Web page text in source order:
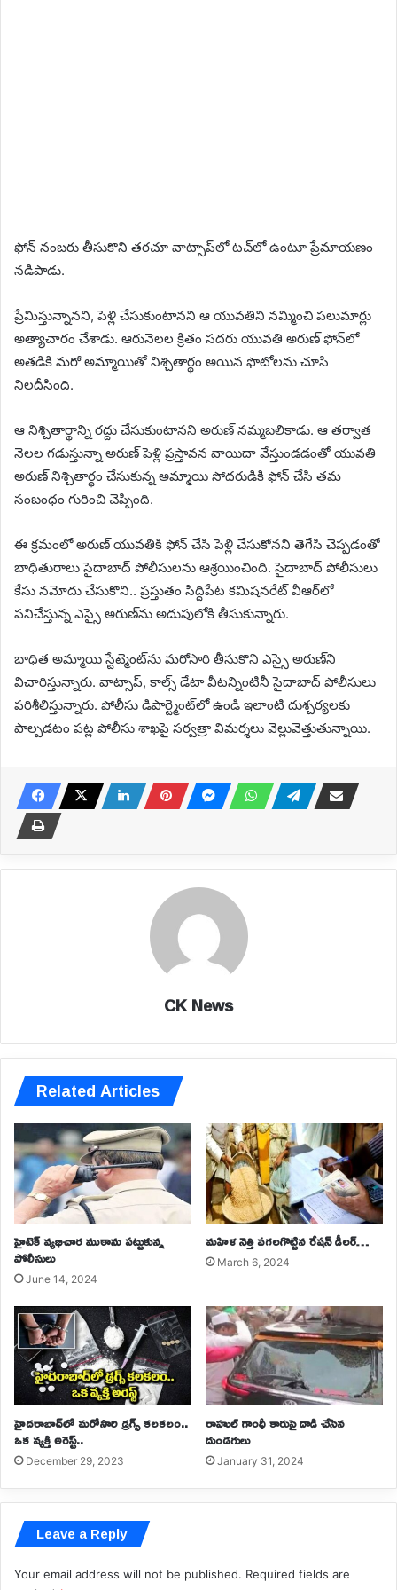
ఫోన్‌ నంబరు తీసుకొని తరచూ వాట్సాప్‎లో టచ్‌లో ఉంటూ ప్రేమాయణం
నడిపాడు.
ప్రేమిస్తున్నానని, పెళ్లి చేసుకుంటానని ఆ యువతిని నమ్మించి పలుమార్లు
అత్యాచారం చేశాడు. ఆరునెలల క్రితం సదరు యువతి అరుణ్‌ ఫోన్‌లో
అతడికి మరో అమ్మాయితో నిశ్చితార్థం అయిన ఫొటోలను చూసి
నిలదీసింది.
ఆ నిశ్చితార్థాన్ని రద్దు చేసుకుంటానని అరుణ్‌ నమ్మబలికాడు. ఆ తర్వాత
నెలల గడుస్తున్నా అరుణ్‌ పెళ్లి ప్రస్తావన వాయిదా వేస్తుండడంతో యువతి
అరుణ్‌ నిశ్చితార్థం చేసుకున్న అమ్మాయి సోదరుడికి ఫోన్‌ చేసి తమ
సంబంధం గురించి చెప్పింది.
ఈ క్రమంలో అరుణ్‌ యువతికి ఫోన్‌ చేసి పెళ్లి చేసుకోనని తెగేసి చెప్పడంతో
బాధితురాలు సైదాబాద్‌ పోలీసులను ఆశ్రయించింది. సైదాబాద్ పోలీసులు
కేసు నమోదు చేసుకొని.. ప్రస్తుతం సిద్దిపేట కమిషనరేట్‌ వీఆర్‌లో
పనిచేస్తున్న ఎస్సై అరుణ్‌ను అదుపులోకి తీసుకున్నారు.
బాధిత అమ్మాయి స్టేట్మెంట్‎ను మరోసారి తీసుకొని ఎస్సై అరుణ్‎ని
విచారిస్తున్నారు. వాట్సాప్, కాల్స్ డేటా వీటన్నింటినీ సైదాబాద్ పోలీసులు
పరిశీలిస్తున్నారు. పోలీసు డిపార్ట్మెంట్‎లో ఉండి ఇలాంటి దుశ్చర్యలకు
పాల్పడటం పట్ల పోలీసు శాఖపై సర్వత్రా విమర్శలు వెల్లువెత్తుతున్నాయి.
CK News
Related Articles
హైటెక్ వ్యభిచార ముఠాను పట్టుకున్న
పోలీసులు
June 14, 2024
మహిళ నెత్తి పగలగొట్టిన రేషన్ డీలర్…
March 6, 2024
హైదరాబాద్‌లో మరోసారి డ్రగ్స్ కలకలం..
ఒక వ్యక్తి అరెస్ట్..
December 29, 2023
రాహుల్ గాంధీ కారుపై దాడి చేసిన
దుండగులు
January 31, 2024
Leave a Reply
Your email address will not be published. Required fields are